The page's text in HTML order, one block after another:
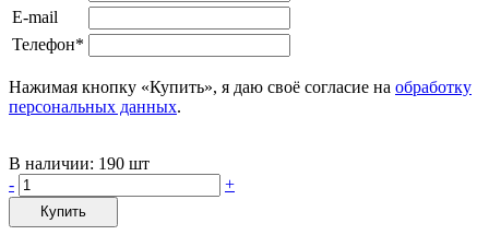
E-mail
Телефон*
Нажимая кнопку «Купить», я даю своё согласие на обработку
персональных данных.
В наличии: 190 шт
-
+
Купить